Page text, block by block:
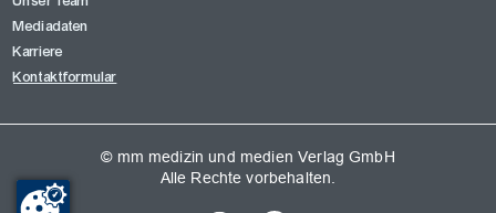
Mediadaten
Karriere
Kontaktformular
© mm medizin und medien Verlag GmbH
Alle Rechte vorbehalten.